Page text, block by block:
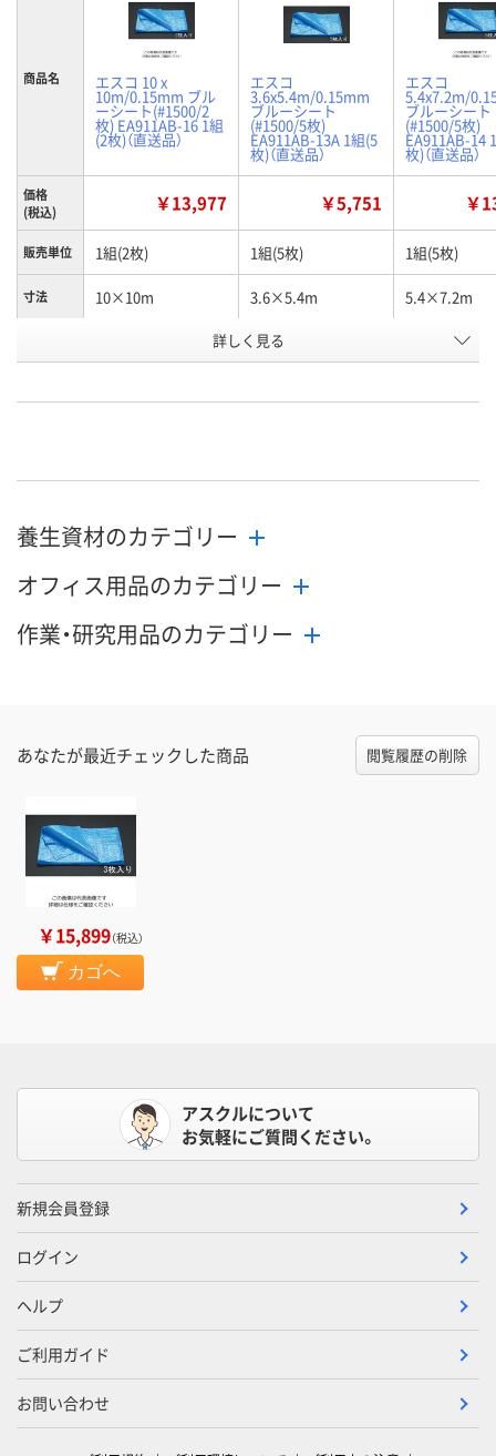
商品名 エスコ 10 x
10m/0.15mm ブル
ーシート(#1500/2
枚) EA911AB-16 1組
(2枚)（直送品）
エスコ
3.6x5.4m/0.15mm
ブルーシート
(#1500/5枚)
EA911AB-13A 1組(5
枚)（直送品）
エスコ
5.4x7.2m/
ブルーシート
(#1500/5枚)
EA911AB-14
枚)（直送品）
価格
(税込)
￥13,977 ￥5,751 ￥
販売単位 1組(2枚) 1組(5枚) 1組(5枚)
寸法 10×10m 3.6×5.4m 5.4×7.2m
HJ99811 K159645
カゴへ
詳しく見る
養生資材のカテゴリー
オフィス用品のカテゴリー
作業・研究用品のカテゴリー
あなたが最近チェックした商品 閲覧履歴の削除
￥15,899（税込）
カゴへ
アスクルについて
お気軽にご質問ください。
新規会員登録
ログイン
ヘルプ
ご利用ガイド
お問い合わせ